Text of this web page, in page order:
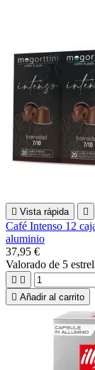
 Vista rápida 
Café Intenso 12
aluminio
37,95 €
Valorado de 5
 
 Añadir al carrito